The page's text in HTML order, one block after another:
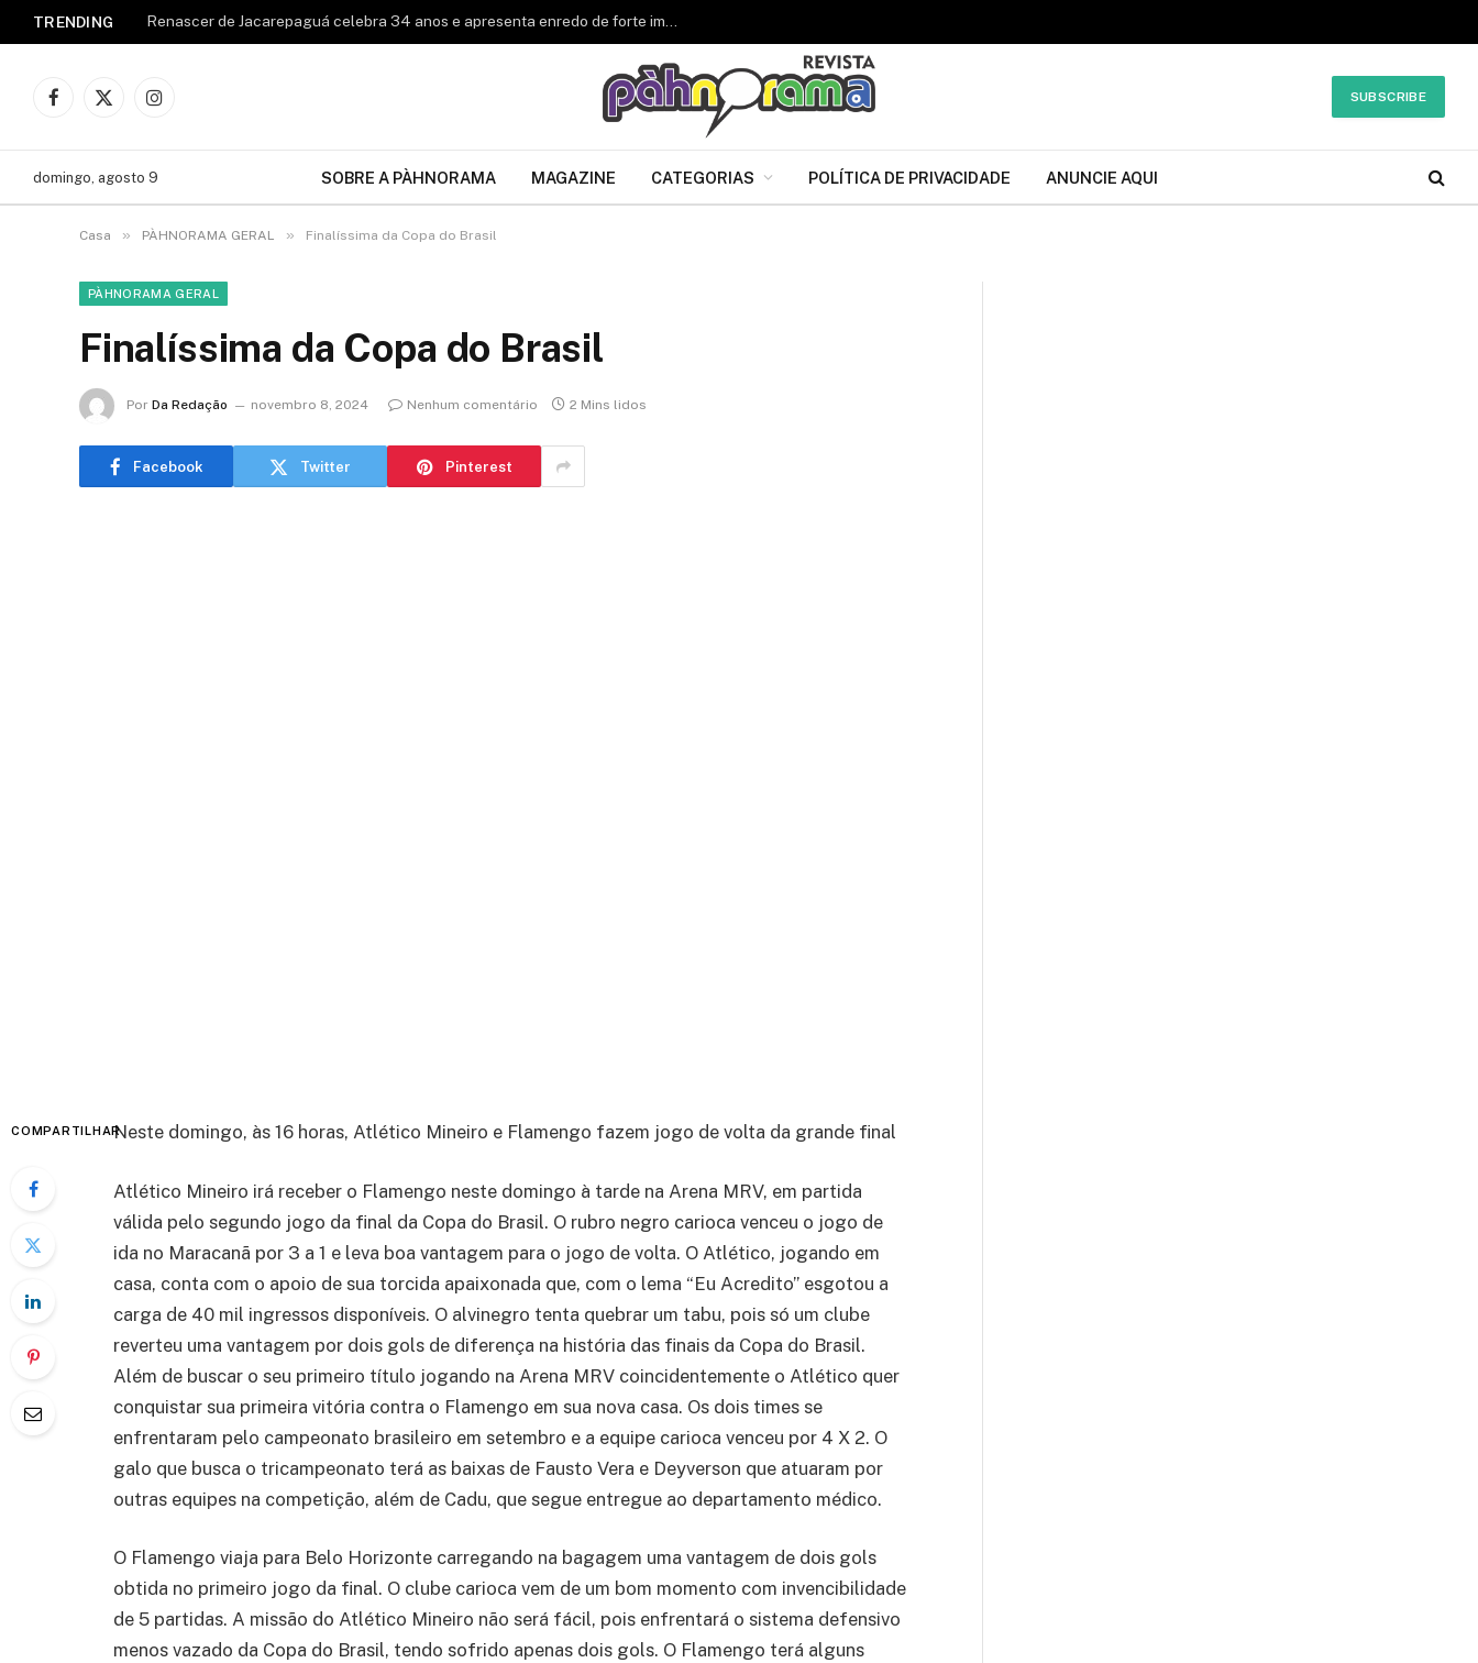
TRENDING Renascer de Jacarepaguá celebra 34 anos e apresenta enredo de forte impacto para o Carnaval 2027
Facebook
X
Instagram
SUBSCRIBE
domingo, agosto 9 SOBRE A PÀHNORAMA MAGAZINE CATEGORIAS POLÍTICA DE PRIVACIDADE ANUNCIE AQUI
Casa » PÀHNORAMA GERAL » Finalíssima da Copa do Brasil
PÀHNORAMA GERAL
Finalíssima da Copa do Brasil
Por Da Redação novembro 8, 2024 Nenhum comentário 2 Mins lidos
Facebook Twitter Pinterest
COMPARTILHARNeste domingo, às 16 horas, Atlético Mineiro e Flamengo fazem jogo de volta da grande final
Atlético Mineiro irá receber o Flamengo neste domingo à tarde na Arena MRV, em partida
válida pelo segundo jogo da final da Copa do Brasil. O rubro negro carioca venceu o jogo de
ida no Maracanã por 3 a 1 e leva boa vantagem para o jogo de volta. O Atlético, jogando em
casa, conta com o apoio de sua torcida apaixonada que, com o lema “Eu Acredito” esgotou a
carga de 40 mil ingressos disponíveis. O alvinegro tenta quebrar um tabu, pois só um clube
reverteu uma vantagem por dois gols de diferença na história das finais da Copa do Brasil.
Além de buscar o seu primeiro título jogando na Arena MRV coincidentemente o Atlético quer
conquistar sua primeira vitória contra o Flamengo em sua nova casa. Os dois times se
enfrentaram pelo campeonato brasileiro em setembro e a equipe carioca venceu por 4 X 2. O
galo que busca o tricampeonato terá as baixas de Fausto Vera e Deyverson que atuaram por
outras equipes na competição, além de Cadu, que segue entregue ao departamento médico.
O Flamengo viaja para Belo Horizonte carregando na bagagem uma vantagem de dois gols
obtida no primeiro jogo da final. O clube carioca vem de um bom momento com invencibilidade
de 5 partidas. A missão do Atlético Mineiro não será fácil, pois enfrentará o sistema defensivo
menos vazado da Copa do Brasil, tendo sofrido apenas dois gols. O Flamengo terá alguns